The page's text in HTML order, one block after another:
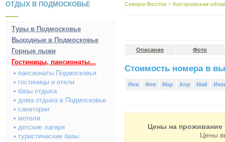
ОТДЫХ В ПОДМОСКОВЬЕ
Туры в Подмосковье
Выходные в Подмосковье
Горные лыжи
Гостиницы, пансионаты...
• пансионаты Подмосковья
• гостиницы и отели
• базы отдыха
• дома отдыха в Подмосковье
• санатории
• мотели
• детские лагеря
• туристические базы
Северо-Восток > Костромская
Описание Фото
Стоимость номера в
Янв Фев Мар Апр Май Июн
Цены на проживание
Цены